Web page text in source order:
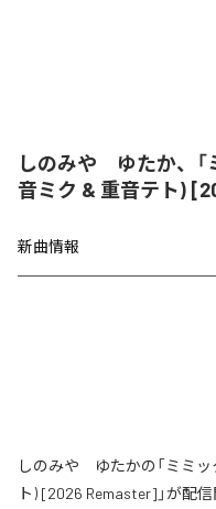
しのみや ゆたか、「
音ミク & 重音テト)
新曲情報
しのみや ゆたかの「ミミ
ト) [2026 Remaster]」が配